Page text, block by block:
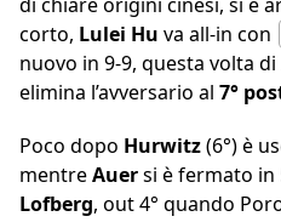
corto, Lulei Hu va all-in con
nuovo in 9-9, questa volta
elimina l’avversario al 7°
Poco dopo Hurwitz(6°) è
mentreAuersi è fermato in
Lofberg, out 4° quando